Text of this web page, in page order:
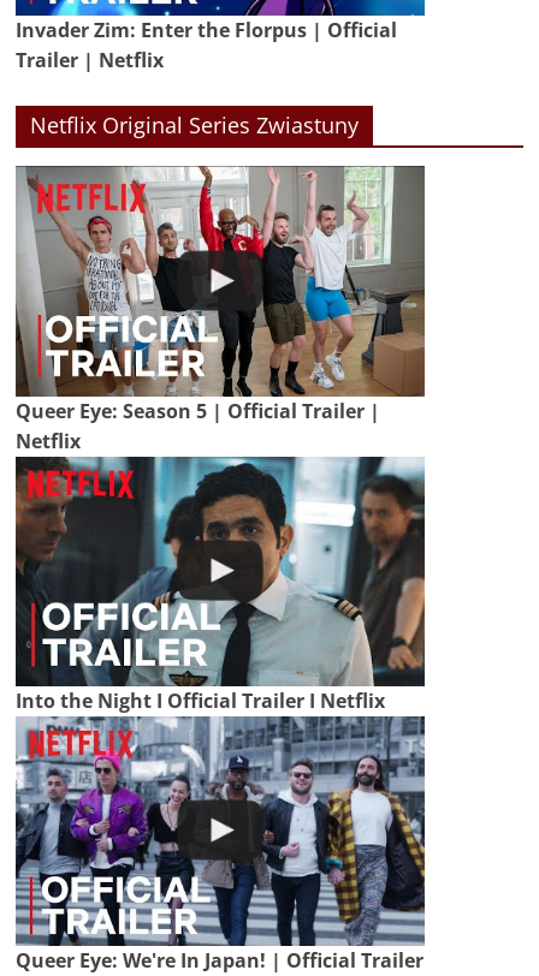
Invader Zim: Enter the Florpus | Official
Trailer | Netflix
Netflix Original Series Zwiastuny
Queer Eye: Season 5 | Official Trailer |
Netflix
Into the Night I Official Trailer I Netflix
Queer Eye: We're In Japan! | Official Trailer